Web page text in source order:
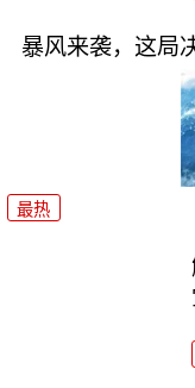
暴风来袭，这局
最热